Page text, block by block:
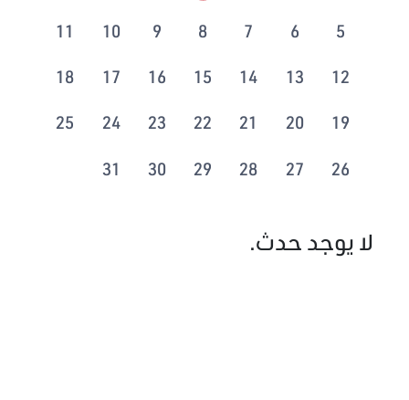
5
6
7
8
9
10
11
12
13
14
15
16
17
18
19
20
21
22
23
24
25
26
27
28
29
30
31
لا يوجد حدث.